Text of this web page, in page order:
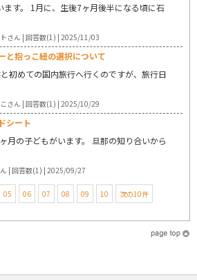
ます。 1月に、生後7ヶ月後半になる頃に石
さん | 回答数(1) | 2025/11/03
と抱っこ紐の選択について
初めての国内旅行へ行くのですが、旅行日
さん | 回答数(1) | 2025/10/29
シート
月の子どもがいます。 旦那の知り合いから
| 回答数(1) | 2025/09/27
05 06 07 08 09 10 次の10件